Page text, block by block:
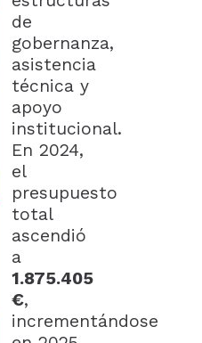
de
gobernanza,
asistencia
técnica y
apoyo
institucional.
En 2024,
el
presupuesto
total
ascendió
a
1.875.405
€,
incrementándose